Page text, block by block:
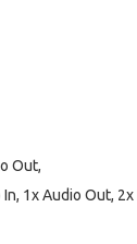
Out,
1x Audio Out,